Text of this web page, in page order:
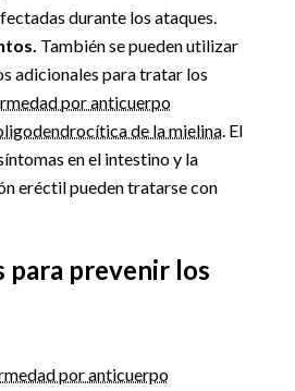
durante los ataques.
También se pueden utilizar
adicionales para tratar los
por anticuerpo
de la mielina. El
en el intestino y la
eréctil pueden tratarse con
para prevenir los
por anticuerpo